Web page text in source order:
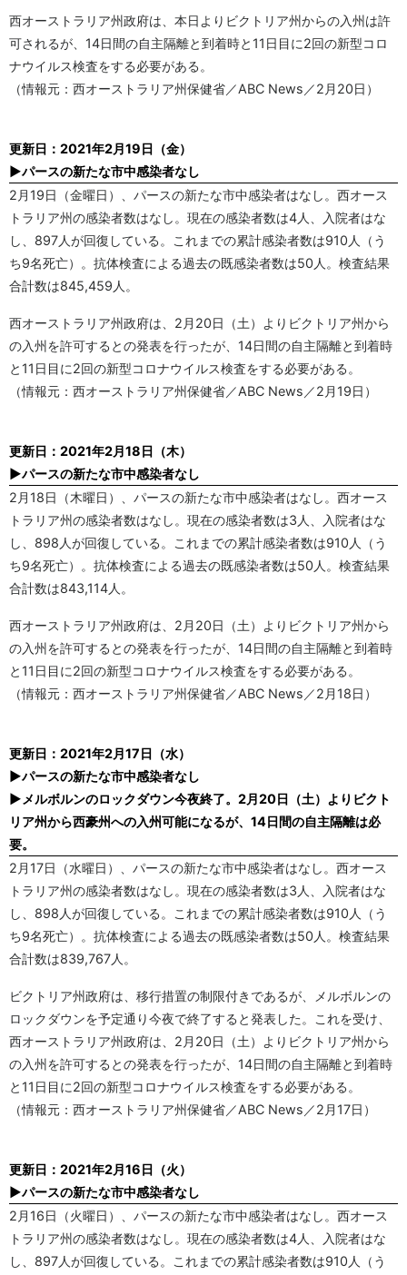
西オーストラリア州政府は、本日よりビクトリア州からの入州は許
可されるが、14日間の自主隔離と到着時と11日目に2回の新型コロ
ナウイルス検査をする必要がある。
（情報元：西オーストラリア州保健省／ABC News／2月20日）
更新日：2021年2月19日（金）
▶パースの新たな市中感染者なし
2月19日（金曜日）、パースの新たな市中感染者はなし。西オース
トラリア州の感染者数はなし。現在の感染者数は4人、入院者はな
し、897人が回復している。これまでの累計感染者数は910人（う
ち9名死亡）。抗体検査による過去の既感染者数は50人。検査結果
合計数は845,459人。
西オーストラリア州政府は、2月20日（土）よりビクトリア州から
の入州を許可するとの発表を行ったが、14日間の自主隔離と到着時
と11日目に2回の新型コロナウイルス検査をする必要がある。
（情報元：西オーストラリア州保健省／ABC News／2月19日）
更新日：2021年2月18日（木）
▶パースの新たな市中感染者なし
2月18日（木曜日）、パースの新たな市中感染者はなし。西オース
トラリア州の感染者数はなし。現在の感染者数は3人、入院者はな
し、898人が回復している。これまでの累計感染者数は910人（う
ち9名死亡）。抗体検査による過去の既感染者数は50人。検査結果
合計数は843,114人。
西オーストラリア州政府は、2月20日（土）よりビクトリア州から
の入州を許可するとの発表を行ったが、14日間の自主隔離と到着時
と11日目に2回の新型コロナウイルス検査をする必要がある。
（情報元：西オーストラリア州保健省／ABC News／2月18日）
更新日：2021年2月17日（水）
▶パースの新たな市中感染者なし
▶メルボルンのロックダウン今夜終了。2月20日（土）よりビクト
リア州から西豪州への入州可能になるが、14日間の自主隔離は必
要。
2月17日（水曜日）、パースの新たな市中感染者はなし。西オース
トラリア州の感染者数はなし。現在の感染者数は3人、入院者はな
し、898人が回復している。これまでの累計感染者数は910人（う
ち9名死亡）。抗体検査による過去の既感染者数は50人。検査結果
合計数は839,767人。
ビクトリア州政府は、移行措置の制限付きであるが、メルボルンの
ロックダウンを予定通り今夜で終了すると発表した。これを受け、
西オーストラリア州政府は、2月20日（土）よりビクトリア州から
の入州を許可するとの発表を行ったが、14日間の自主隔離と到着時
と11日目に2回の新型コロナウイルス検査をする必要がある。
（情報元：西オーストラリア州保健省／ABC News／2月17日）
更新日：2021年2月16日（火）
▶パースの新たな市中感染者なし
2月16日（火曜日）、パースの新たな市中感染者はなし。西オース
トラリア州の感染者数はなし。現在の感染者数は4人、入院者はな
し、897人が回復している。これまでの累計感染者数は910人（う